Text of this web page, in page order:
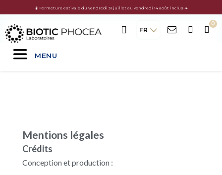
☀️ Fermeture estivale du vendredi 31 juillet au vendredi 14 août inclus ☀️
FR
MENU
Mentions légales
Crédits
Conception et production :